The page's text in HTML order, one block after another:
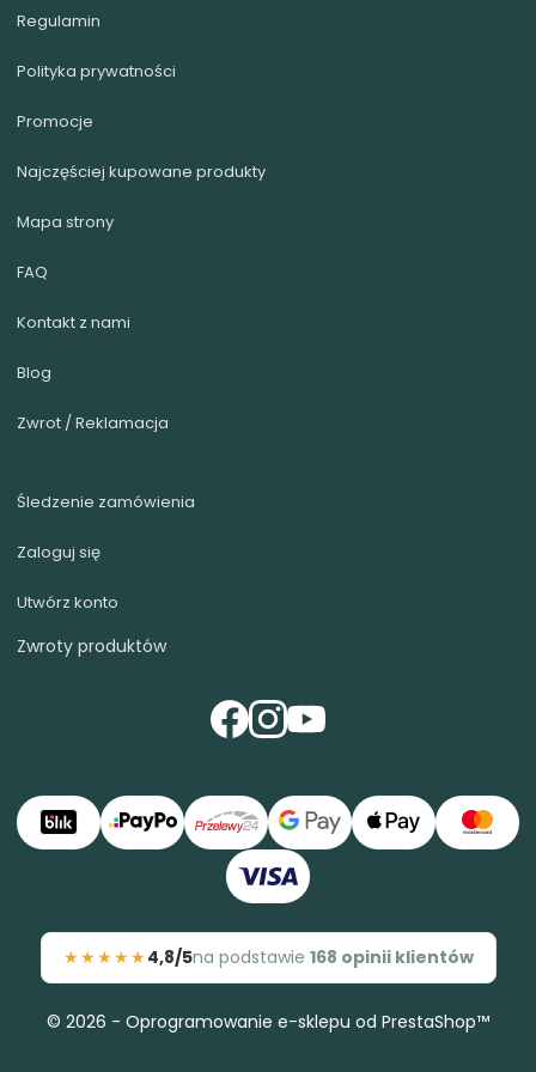
Jakie materace produkujemy?
Specjalizujemy się w materacach
piankowych: jednowarstwowych (linia
WYSOKOELASTYCZNA do 60 kg) oraz w
kg. Limity nośności podajemy dla snu około
użytkowania.
Uczciwie: materacy sprężynowych,
kieszeniowych ani kokosowych nie
produkujemy. Jeśli szukasz właśnie takiego,
dostajesz pianki, których parametry
opisujemy liczbami przy każdym produkcie.
Regulamin
Polityka prywatności
Promocje
Najczęściej kupowane produkty
Mapa strony
FAQ
Kontakt z nami
Blog
Zwrot / Reklamacja
Śledzenie zamówienia
Zaloguj się
Utwórz konto
Zwroty produktów
★★★★★4,8/5na podstawie 168 opinii klientów
© 2026 - Oprogramowanie e-sklepu od PrestaShop™